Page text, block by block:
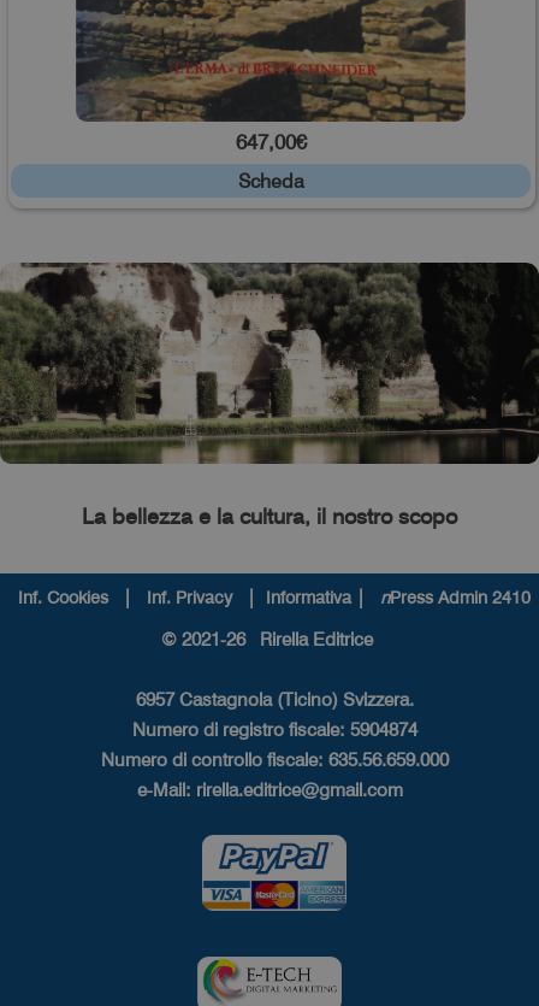
647,00€
Scheda
La bellezza e la cultura, il nostro scopo
Inf. Cookies | Inf. Privacy| Informativa | nPress Admin 2410
© 2021-26 Rirella Editrice
6957 Castagnola (Ticino) Svizzera.
Numero di registro fiscale: 5904874
Numero di controllo fiscale: 635.56.659.000
e-Mail: rirella.editrice@gmail.com